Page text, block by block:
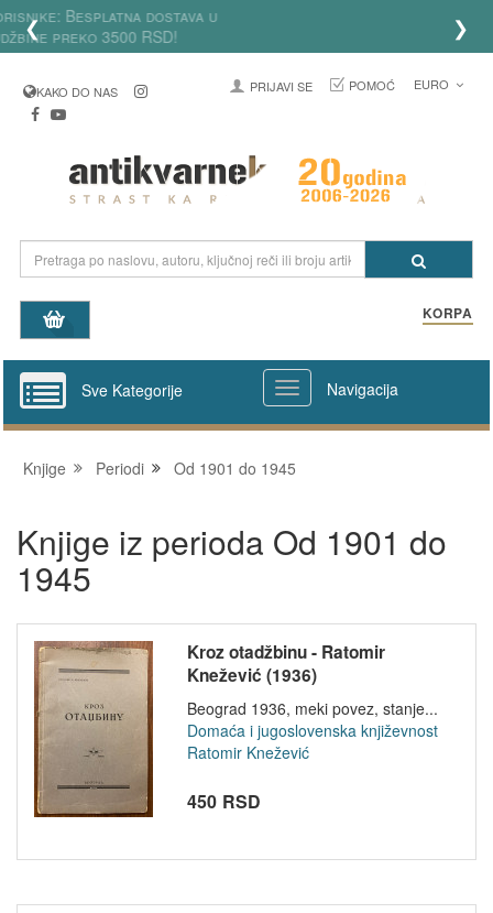
❮
Za registrovane korisnike: Besplatna dostava u
Srbiji za porudžbine preko 3500 RSD!
❯
KAKO DO NAS PRIJAVI SE POMOĆ EURO
KORPA
Sve Kategorije Navigacija
Knjige Periodi Od 1901 do 1945
Knjige iz perioda Od 1901 do
1945
Kroz otadžbinu - Ratomir
Knežević (1936)
Beograd 1936, meki povez, stanje...
Domaća i jugoslovenska književnost
Ratomir Knežević
450 RSD